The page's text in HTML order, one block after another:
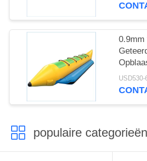
0.9mm
populaire categorieën